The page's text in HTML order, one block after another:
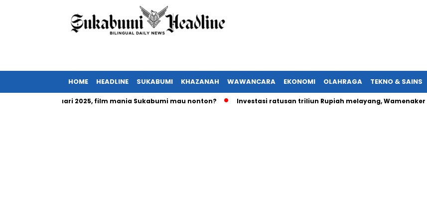
HOME HEADLINE SUKABUMI KHAZANAH WAWANCARA EKONOMI OLAHRAGA TEKNO & SAINS
Februari 2025, film mania Sukabumi mau nonton? Investasi ratusan triliun Rupiah melayang, Wamenaker